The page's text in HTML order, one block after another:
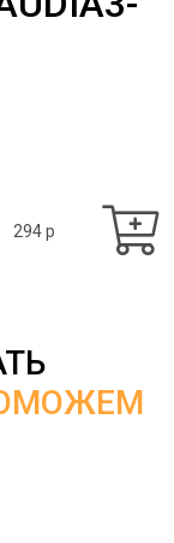
294 p